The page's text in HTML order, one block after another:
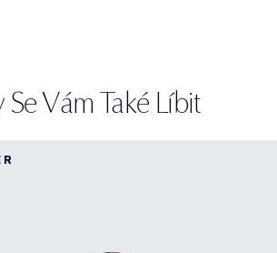
Vám Také Líbit